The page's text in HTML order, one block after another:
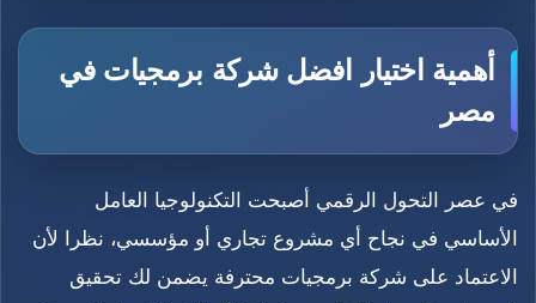
أهمية اختيار افضل شركة برمجيات في
مصر
في عصر التحول الرقمي أصبحت التكنولوجيا العامل
الأساسي في نجاح أي مشروع تجاري أو مؤسسي، نظرا لأن
الاعتماد على شركة برمجيات محترفة يضمن لك تحقيق